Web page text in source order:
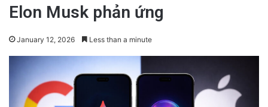
Elon Musk phản ứng
January 12, 2026 Less than a minute